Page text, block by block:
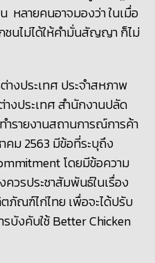
หลายคนอาจมองว่า ในเมื่อ
ชนไม่ได้ให้คำมั่นสัญญา ก็ไม่
งประเทศ ประจำสหภาพ
างประเทศ สำนักงานปลัด
รายงานสถานการณ์การค้า
คม 2563 มีข้อที่ระบุถึง
โดยมีข้อความ
วรประชาสัมพันธ์ในเรื่อง
ณฑ์ไก่ไทย เพื่อจะได้ปรับ
บังคับใช้ Better Chicken